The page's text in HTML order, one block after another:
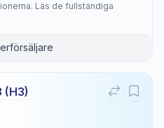
Läs de fullständiga
(H3)